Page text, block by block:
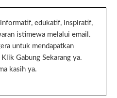
edukatif, inspiratif,
istimewa melalui email.
untuk mendapatkan
Gabung Sekarang ya.
kasih ya.